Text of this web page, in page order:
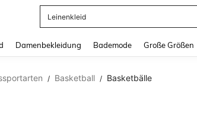
Sommertops
Damenbekleidung Bademode Große Größen
/ Basketball / Basketbälle